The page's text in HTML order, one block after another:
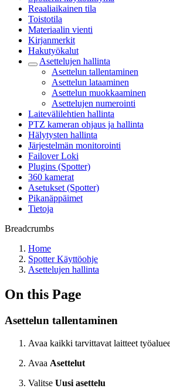
Reaaliaikainen tila
Toistotila
Materiaalin vienti
Kirjanmerkit
Hakutyökalut
Asettelujen hallinta
Asettelun tallentaminen
Asettelun lataaminen
Asettelun muokkaaminen
Asettelujen numerointi
Laitevälilehtien hallinta
PTZ kameran ohjaus ja hallinta
Hälytysten hallinta
Järjestelmän monitorointi
Failover Loki
Plugins (Spotter)
360 kamerat
Asetukset (Spotter)
Pikanäppäimet
Tietoja
Breadcrumbs
Home
Spotter Käyttöohje
Asettelujen hallinta
On this Page
Asettelun tallentaminen
Avaa kaikki tarvittavat laitteet
Avaa Asettelut
Valitse Uusi asettelu